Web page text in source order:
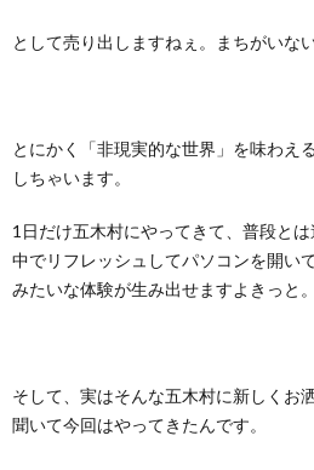
として売り出しますねぇ。まちがいない
とにかく「非現実的な世界」を味わえ
しちゃいます。
1日だけ五木村にやってきて、普段と
中でリフレッシュしてパソコンを開い
みたいな体験が生み出せますよきっと。
そして、実はそんな五木村に新しくお
聞いて今回はやってきたんです。